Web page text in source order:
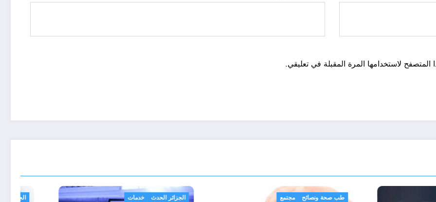
لاستخدامها المرة المقبلة في تعليقي.
الجزائر الحدث طب صحة ونصائح مجتمع رياضة